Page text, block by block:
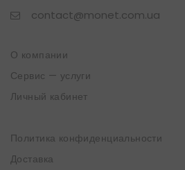
contact@monet.com.ua
О компании
Сервис — услуги
Личный кабинет
Политика конфиденциальности
Доставка